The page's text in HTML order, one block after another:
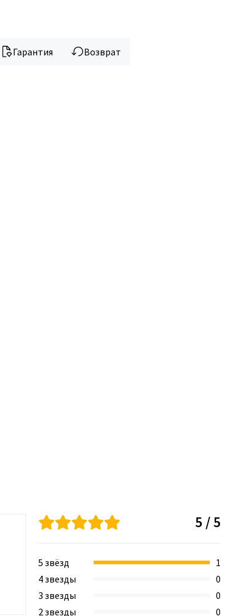
Гарантия Возврат
5 / 5
5 звёзд
1
4 звезды
0
3 звезды
0
2 звезды
0